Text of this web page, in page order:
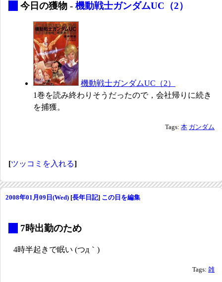
今日の獲物 -機動戦士ガンダムUC（2）
機動戦士ガンダムUC（2）
1巻を読み終わりそうだったので，会社帰りに続き
を捕獲。
Tags: 本 ガンダム
[ツッコミを入れる]
2008年01月09日(Wed) [長年日記] この日を編集
7時出勤のため
4時半起きで眠い (つд｀)
Tags: 雑